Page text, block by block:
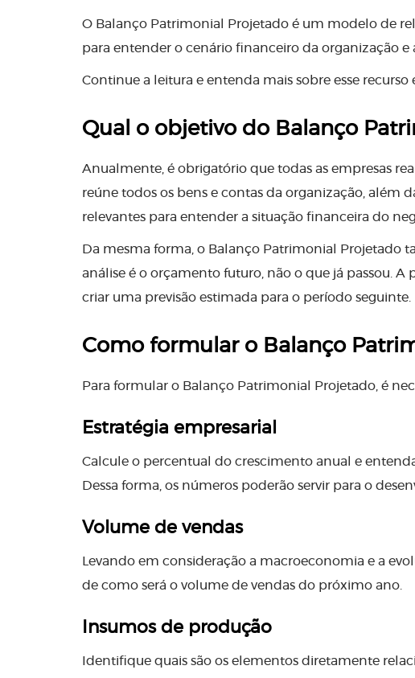
O Balanço Patrimonial Projetado é um modelo de
para entender o cenário financeiro da organização
Continue a leitura e entenda mais sobre esse recurso
Qual o objetivo do Balanço
Anualmente, é obrigatório que todas as empresas
reúne todos os bens e contas da organização, além
relevantes para entender a situação financeira do
Da mesma forma, o Balanço Patrimonial Projetado
análise é o orçamento futuro, não o que já passou. A
criar uma previsão estimada para o período seguinte.
Como formular o Balanço
Para formular o Balanço Patrimonial Projetado, é
Estratégia empresarial
Calcule o percentual do crescimento anual e
Dessa forma, os números poderão servir para o
Volume de vendas
Levando em consideração a macroeconomia e a
de como será o volume de vendas do próximo ano.
Insumos de produção
Identifique quais são os elementos diretamente